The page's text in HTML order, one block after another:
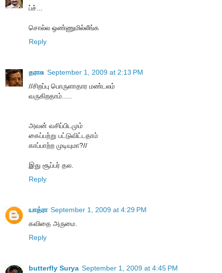
ப்ச்...
சொல்ல ஒண்ணுமில்லீங்க
Reply
தராசு September 1, 2009 at 2:13 PM
//சிறப்பு பொருளாதார மண்டலம்
வருகிறதாம்.....
அவன் வசிப்பிடமும்
கைப்பற்று பட்டுவிட்டதாம்
காப்பாற்ற முடியுமா?//
இது சூப்பர் தல.
Reply
யாத்ரா September 1, 2009 at 4:29 PM
கவிதை அருமை.
Reply
butterfly Surya September 1, 2009 at 4:45 PM